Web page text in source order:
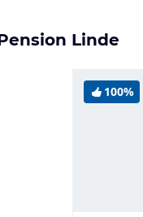
Linde
100%